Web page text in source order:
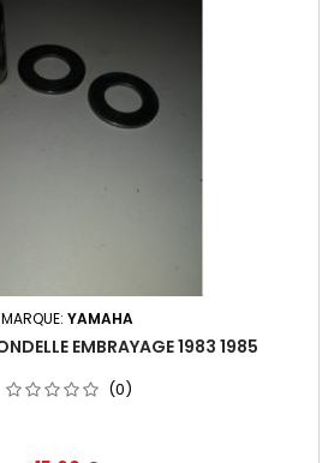
MARQUE: YAMAHA
EMBRAYAGE 1983 1985
(0)